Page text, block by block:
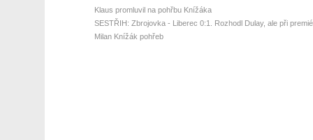
Klaus promluvil na pohřbu Knížáka
SESTŘIH: Zbrojovka - Liberec 0:1. Rozhodl Dulay, ale při
Milan Knížák pohřeb